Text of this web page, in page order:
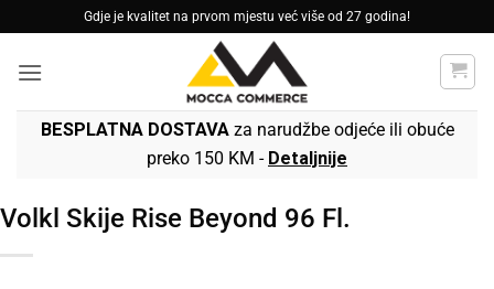
to
content
Gdje je kvalitet na prvom mjestu već više od 27 godina!
BESPLATNA DOSTAVAza narudžbe odjeće ili obuće
preko 150 KM - Detaljnije
Volkl Skije Rise Beyond 96 Fl.